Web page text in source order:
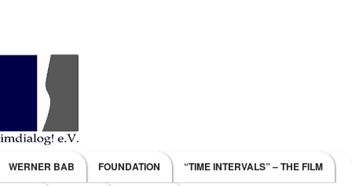
Main menu
SKIP TO PRIMARY CONTENT
SKIP TO SECONDARY CONTENT
WERNER BAB FOUNDATION “TIME INTERVALS” – THE FILM